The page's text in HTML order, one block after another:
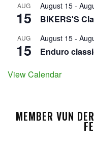
AUG
15
August 15 -
BIKERS'S
AUG
15
August 15 -
Enduro
View Calendar
MEMBER VUN